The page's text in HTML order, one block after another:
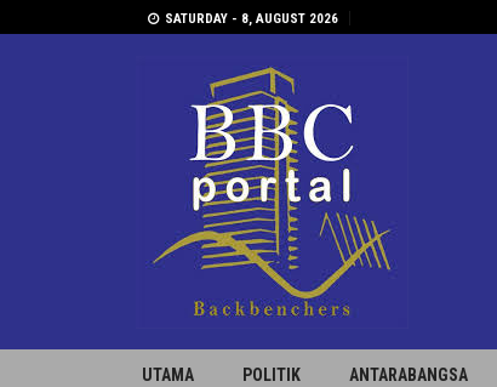
SATURDAY - 8, AUGUST 2026
UTAMA POLITIK ANTARABANGSA